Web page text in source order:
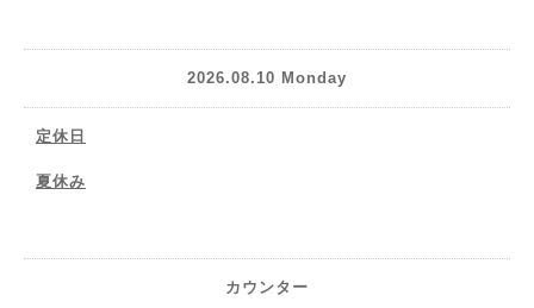
2026.08.10 Monday
定休日
夏休み
カウンター